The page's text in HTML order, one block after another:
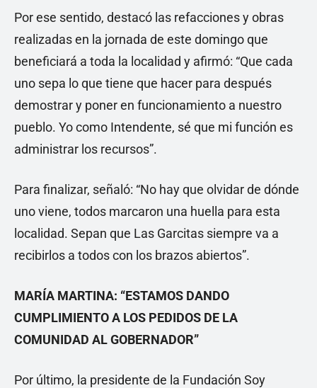
Por ese sentido, destacó las refacciones y obras
realizadas en la jornada de este domingo que
beneficiará a toda la localidad y afirmó: “Que cada
uno sepa lo que tiene que hacer para después
demostrar y poner en funcionamiento a nuestro
pueblo. Yo como Intendente, sé que mi función es
administrar los recursos”.
Para finalizar, señaló: “No hay que olvidar de dónde
uno viene, todos marcaron una huella para esta
localidad. Sepan que Las Garcitas siempre va a
recibirlos a todos con los brazos abiertos”.
MARÍA MARTINA: “ESTAMOS DANDO
CUMPLIMIENTO A LOS PEDIDOS DE LA
COMUNIDAD AL GOBERNADOR”
Por último, la presidente de la Fundación Soy